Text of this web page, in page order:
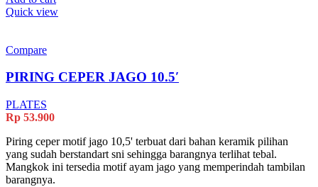
Quick view
Compare
PIRING CEPER JAGO 10.5′
PLATES
Rp 53.900
Piring ceper motif jago 10,5' terbuat dari bahan keramik pilihan
yang sudah berstandart sni sehingga barangnya terlihat tebal.
Mangkok ini tersedia motif ayam jago yang memperindah tambilan
barangnya.